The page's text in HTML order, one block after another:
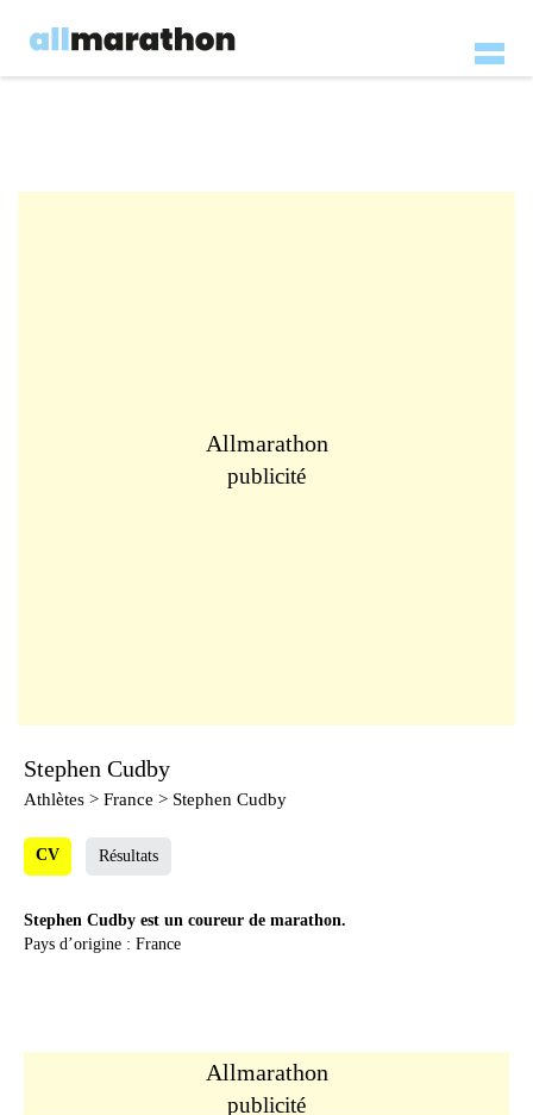
Allmarathon
publicité
Stephen Cudby
Athlètes > France > Stephen Cudby
CV Résultats
Stephen Cudby est un coureur de marathon.
Pays d’origine : France
Allmarathon
publicité